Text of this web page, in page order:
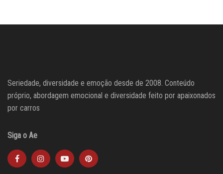
Seriedade, diversidade e emoção desde de 2008. Conteúdo
próprio, abordagem emocional e diversidade feito por apaixonados
por carros
Siga o Ae